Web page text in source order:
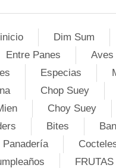
Dim Sum
Entre Panes Aves
Especias
Chop Suey
Choy Suey
Bites
Panadería
FRUTAS